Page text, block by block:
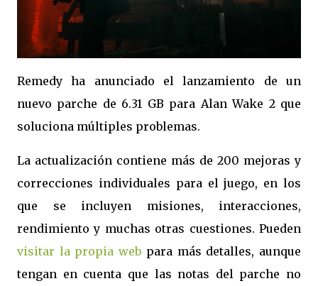
Remedy ha anunciado el lanzamiento de un
nuevo parche de 6.31 GB para Alan Wake 2 que
soluciona múltiples problemas.
La actualización contiene más de 200 mejoras y
correcciones individuales para el juego, en los
que se incluyen misiones, interacciones,
rendimiento y muchas otras cuestiones. Pueden
visitar la propia web para más detalles, aunque
tengan en cuenta que las notas del parche no